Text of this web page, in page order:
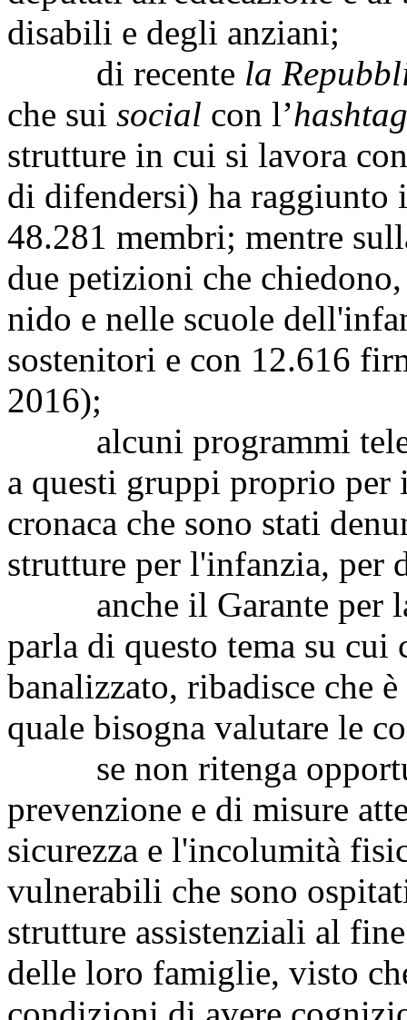
disabili e degli anziani;
di recente la
che sui social con l’hashtag
strutture in cui si lavora
di difendersi) ha raggiunto
48.281 membri; mentre
due petizioni che
nido e nelle scuole
sostenitori e con 12.616
2016);
alcuni programmi
a questi gruppi proprio per
cronaca che sono stati
strutture per l'infanzia, per
anche il Garante per la
parla di questo tema su
banalizzato, ribadisce che
quale bisogna valutare le
se non ritenga
prevenzione e di misure
sicurezza e l'incolumità
vulnerabili che sono
strutture assistenziali al
delle loro famiglie, visto